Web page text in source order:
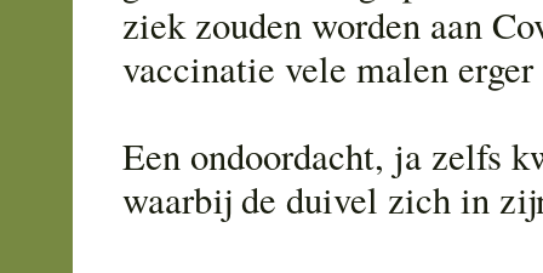
ziek zouden worden aan
vaccinatie vele malen
Een ondoordacht, ja zelfs
waarbij de duivel zich in